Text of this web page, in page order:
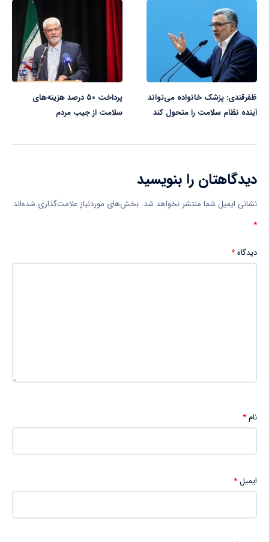
ظفرقندی: پزشک خانواده می‌تواند
آینده نظام سلامت را متحول کند
پرداخت ۵۰ درصد هزینه‌های
سلامت از جیب مردم
دیدگاهتان را بنویسید
نشانی ایمیل شما منتشر نخواهد شد. بخش‌های موردنیاز علامت‌گذاری شده‌اند
*
دیدگاه*
نام*
ایمیل*